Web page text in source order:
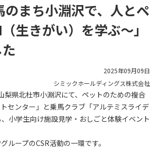
のまち小淵沢で、人とペ
生きがい）を学ぶ～」
2025年09月09日
シミックホールディングス株式会社
梨県北杜市小淵沢にて、ペットのための複合
センター」と乗馬クラブ「アルテミスライデ
小学生向け施設見学・おしごと体験イベント
ループのCSR活動の一環です。